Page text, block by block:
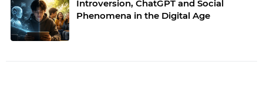
Introversion, ChatGPT and Social
Phenomena in the Digital Age